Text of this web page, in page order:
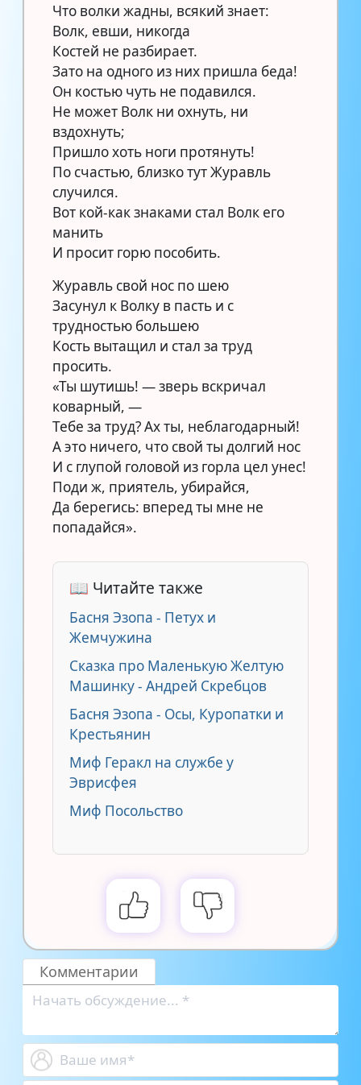
Что волки жадны, всякий знает:
Волк, евши, никогда
Костей не разбирает.
Зато на одного из них пришла беда!
Он костью чуть не подавился.
Не может Волк ни охнуть, ни
вздохнуть;
Пришло хоть ноги протянуть!
По счастью, близко тут Журавль
случился.
Вот кой-как знаками стал Волк его
манить
И просит горю пособить.
Журавль свой нос по шею
Засунул к Волку в пасть и с
трудностью большею
Кость вытащил и стал за труд
просить.
«Ты шутишь! — зверь вскричал
коварный, —
Тебе за труд? Ах ты, неблагодарный!
А это ничего, что свой ты долгий нос
И с глупой головой из горла цел унес!
Поди ж, приятель, убирайся,
Да берегись: вперед ты мне не
попадайся».
📖 Читайте также
Басня Эзопа - Петух и
Жемчужина
Сказка про Маленькую Желтую
Машинку - Андрей Скребцов
Басня Эзопа - Осы, Куропатки и
Крестьянин
Миф Геракл на службе у
Эврисфея
Миф Посольство
Комментарии